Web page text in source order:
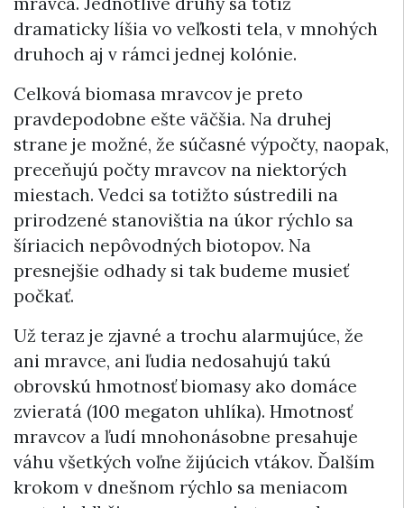
dramaticky líšia vo veľkosti tela, v mnohých
druhoch aj v rámci jednej kolónie.
Celková biomasa mravcov je preto
pravdepodobne ešte väčšia. Na druhej
strane je možné, že súčasné výpočty, naopak,
preceňujú počty mravcov na niektorých
miestach. Vedci sa totižto sústredili na
prirodzené stanovištia na úkor rýchlo sa
šíriacich nepôvodných biotopov. Na
presnejšie odhady si tak budeme musieť
počkať.
Už teraz je zjavné a trochu alarmujúce, že
ani mravce, ani ľudia nedosahujú takú
obrovskú hmotnosť biomasy ako domáce
zvieratá (100 megaton uhlíka). Hmotnosť
mravcov a ľudí mnohonásobne presahuje
váhu všetkých voľne žijúcich vtákov. Ďalším
krokom v dnešnom rýchlo sa meniacom